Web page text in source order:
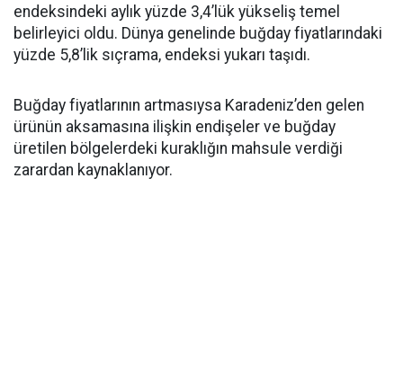
endeksindeki aylık yüzde 3,4’lük yükseliş temel
belirleyici oldu. Dünya genelinde buğday fiyatlarındaki
yüzde 5,8’lik sıçrama, endeksi yukarı taşıdı.
Buğday fiyatlarının artmasıysa Karadeniz’den gelen
ürünün aksamasına ilişkin endişeler ve buğday
üretilen bölgelerdeki kuraklığın mahsule verdiği
zarardan kaynaklanıyor.